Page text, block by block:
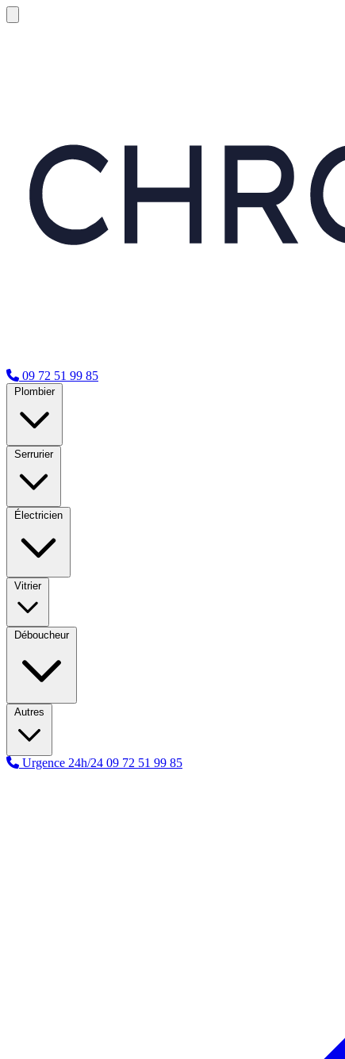
09 72 51 99 85
Plombier
Serrurier
Électricien
Vitrier
Déboucheur
Autres
Urgence 24h/24 09 72 51 99 85